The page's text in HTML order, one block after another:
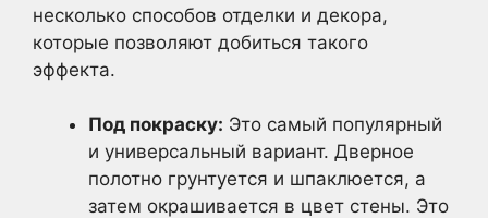
несколько способов отделки и декора,
которые позволяют добиться такого
эффекта.
Под покраску: Это самый популярный
и универсальный вариант. Дверное
полотно грунтуется и шпаклюется, а
затем окрашивается в цвет стены. Это